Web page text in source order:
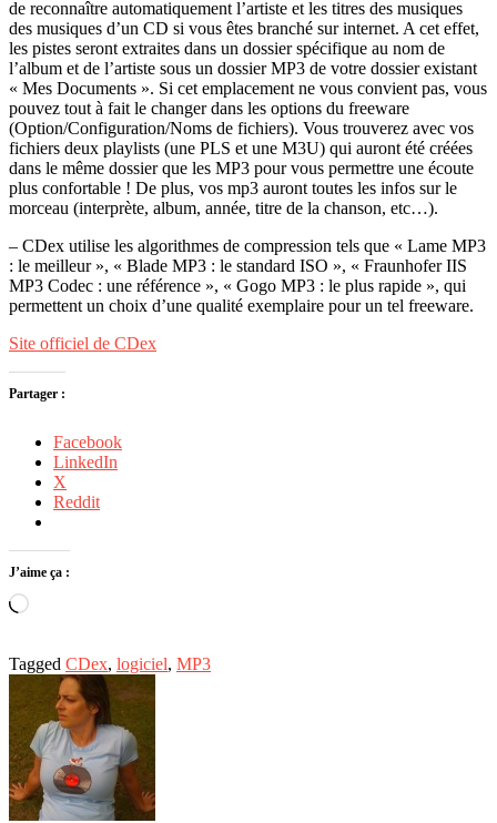
de reconnaître automatiquement l’artiste et les titres des musiques
des musiques d’un CD si vous êtes branché sur internet. A cet effet,
les pistes seront extraites dans un dossier spécifique au nom de
l’album et de l’artiste sous un dossier MP3 de votre dossier existant
« Mes Documents ». Si cet emplacement ne vous convient pas, vous
pouvez tout à fait le changer dans les options du freeware
(Option/Configuration/Noms de fichiers). Vous trouverez avec vos
fichiers deux playlists (une PLS et une M3U) qui auront été créées
dans le même dossier que les MP3 pour vous permettre une écoute
plus confortable ! De plus, vos mp3 auront toutes les infos sur le
morceau (interprète, album, année, titre de la chanson, etc…).
– CDex utilise les algorithmes de compression tels que « Lame MP3
: le meilleur », « Blade MP3 : le standard ISO », « Fraunhofer IIS
MP3 Codec : une référence », « Gogo MP3 : le plus rapide », qui
permettent un choix d’une qualité exemplaire pour un tel freeware.
Site officiel de CDex
Partager :
Facebook
LinkedIn
X
Reddit
J’aime ça :
Chargement…
Tagged CDex, logiciel, MP3